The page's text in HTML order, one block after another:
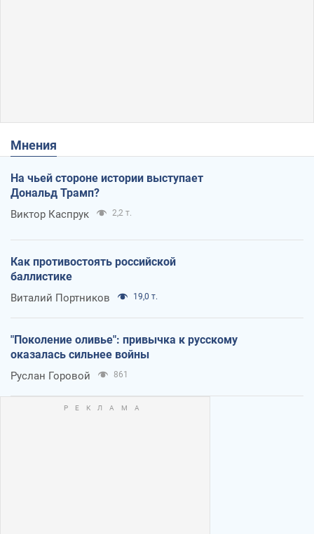
Мнения
На чьей стороне истории выступает
Дональд Трамп?
Виктор Каспрук 2,2 т.
Как противостоять российской
баллистике
Виталий Портников 19,0 т.
"Поколение оливье": привычка к русскому
оказалась сильнее войны
Руслан Горовой 861